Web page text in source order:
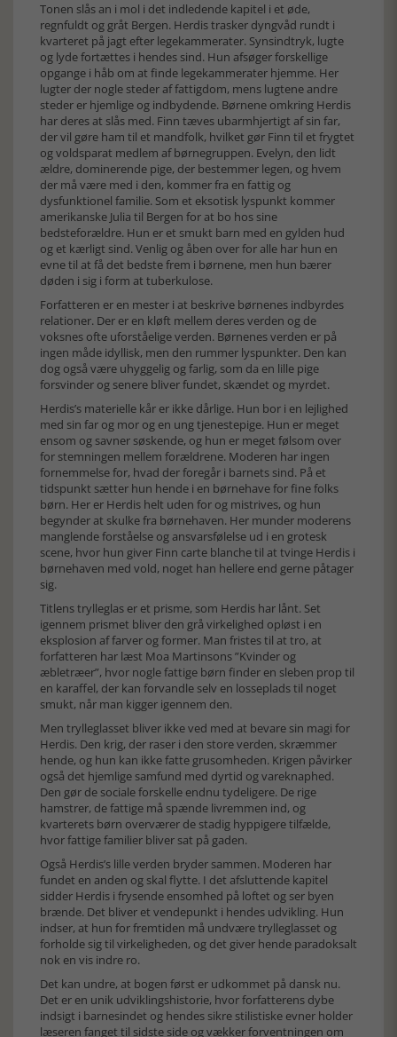
Tonen slås an i mol i det indledende kapitel i et øde,
regnfuldt og gråt Bergen. Herdis trasker dyngvåd rundt i
kvarteret på jagt efter legekammerater. Synsindtryk, lugte
og lyde fortættes i hendes sind. Hun afsøger forskellige
opgange i håb om at finde legekammerater hjemme. Her
lugter der nogle steder af fattigdom, mens lugtene andre
steder er hjemlige og indbydende. Børnene omkring Herdis
har deres at slås med. Finn tæves ubarmhjertigt af sin far,
der vil gøre ham til et mandfolk, hvilket gør Finn til et frygtet
og voldsparat medlem af børnegruppen. Evelyn, den lidt
ældre, dominerende pige, der bestemmer legen, og hvem
der må være med i den, kommer fra en fattig og
dysfunktionel familie. Som et eksotisk lyspunkt kommer
amerikanske Julia til Bergen for at bo hos sine
bedsteforældre. Hun er et smukt barn med en gylden hud
og et kærligt sind. Venlig og åben over for alle har hun en
evne til at få det bedste frem i børnene, men hun bærer
døden i sig i form at tuberkulose.
Forfatteren er en mester i at beskrive børnenes indbyrdes
relationer. Der er en kløft mellem deres verden og de
voksnes ofte uforståelige verden. Børnenes verden er på
ingen måde idyllisk, men den rummer lyspunkter. Den kan
dog også være uhyggelig og farlig, som da en lille pige
forsvinder og senere bliver fundet, skændet og myrdet.
Herdis’s materielle kår er ikke dårlige. Hun bor i en lejlighed
med sin far og mor og en ung tjenestepige. Hun er meget
ensom og savner søskende, og hun er meget følsom over
for stemningen mellem forældrene. Moderen har ingen
fornemmelse for, hvad der foregår i barnets sind. På et
tidspunkt sætter hun hende i en børnehave for fine folks
børn. Her er Herdis helt uden for og mistrives, og hun
begynder at skulke fra børnehaven. Her munder moderens
manglende forståelse og ansvarsfølelse ud i en grotesk
scene, hvor hun giver Finn carte blanche til at tvinge Herdis i
børnehaven med vold, noget han hellere end gerne påtager
sig.
Titlens trylleglas er et prisme, som Herdis har lånt. Set
igennem prismet bliver den grå virkelighed opløst i en
eksplosion af farver og former. Man fristes til at tro, at
forfatteren har læst Moa Martinsons ”Kvinder og
æbletræer”, hvor nogle fattige børn finder en sleben prop til
en karaffel, der kan forvandle selv en losseplads til noget
smukt, når man kigger igennem den.
Men trylleglasset bliver ikke ved med at bevare sin magi for
Herdis. Den krig, der raser i den store verden, skræmmer
hende, og hun kan ikke fatte grusomheden. Krigen påvirker
også det hjemlige samfund med dyrtid og vareknaphed.
Den gør de sociale forskelle endnu tydeligere. De rige
hamstrer, de fattige må spænde livremmen ind, og
kvarterets børn overværer de stadig hyppigere tilfælde,
hvor fattige familier bliver sat på gaden.
Også Herdis’s lille verden bryder sammen. Moderen har
fundet en anden og skal flytte. I det afsluttende kapitel
sidder Herdis i frysende ensomhed på loftet og ser byen
brænde. Det bliver et vendepunkt i hendes udvikling. Hun
indser, at hun for fremtiden må undvære trylleglasset og
forholde sig til virkeligheden, og det giver hende paradoksalt
nok en vis indre ro.
Det kan undre, at bogen først er udkommet på dansk nu.
Det er en unik udviklingshistorie, hvor forfatterens dybe
indsigt i barnesindet og hendes sikre stilistiske evner holder
læseren fanget til sidste side og vækker forventningen om